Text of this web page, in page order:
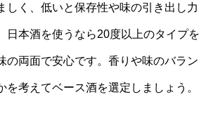
しく、低いと保存性や味の引き出し力
日本酒を使うなら20度以上のタイプを
の両面で安心です。香りや味のバラン
を考えてベース酒を選定しましょう。